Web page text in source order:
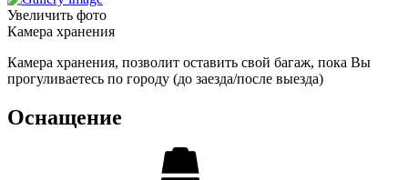
Увеличить фото
Камера хранения
Камера хранения, позволит оставить свой багаж, пока Вы
прогуливаетесь по городу (до заезда/после выезда)
Оснащение